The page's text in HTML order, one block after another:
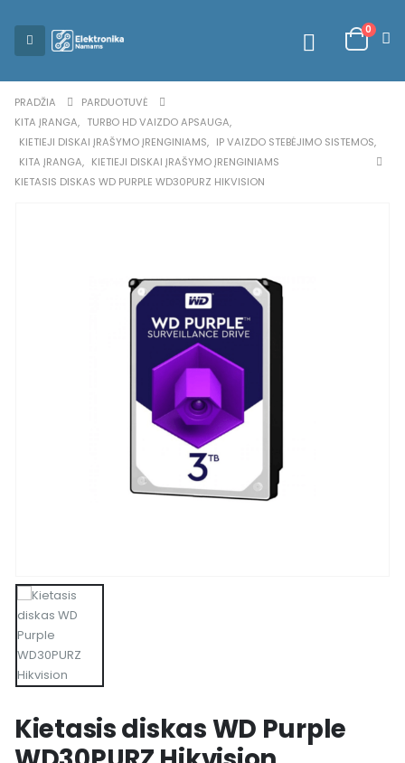
0
PRADŽIA
PARDUOTUVĖ
KITA ĮRANGA, TURBO HD VAIZDO APSAUGA,
KIETIEJI DISKAI ĮRAŠYMO ĮRENGINIAMS, IP VAIZDO STEBĖJIMO SISTEMOS,
KITA ĮRANGA, KIETIEJI DISKAI ĮRAŠYMO ĮRENGINIAMS
KIETASIS DISKAS WD PURPLE WD30PURZ HIKVISION
Kietasis diskas WD Purple